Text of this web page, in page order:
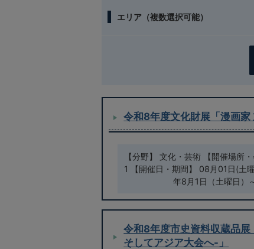
エリア（複数選択可能）
令和8年度文化財展「漫画家
【分野】 文化・芸術 【開催場所
1 【開催日・期間】 08月01日(土
年8月1日（土曜日）
令和8年度市史資料収蔵品
そしてアジア大会へ-」